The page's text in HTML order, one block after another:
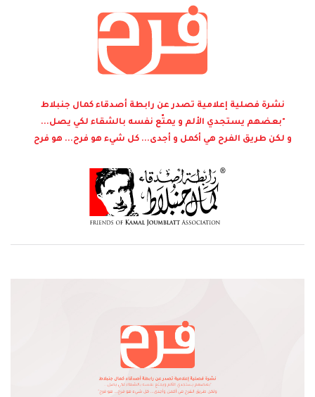
نشرة فصلية إعلامية تصدر عن رابطة أصدقاء كمال جنبلاط
"بعضهم يستجدي الألم و يمتّع نفسه بالشقاء لكي يصل...
و لكن طريق الفرح هي أكمل و أجدى... كل شيء هو فرح... هو فرح